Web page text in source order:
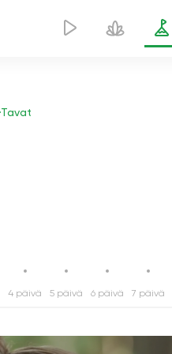
Tavat
4 päivä 5 päivä 6 päivä 7 päivä